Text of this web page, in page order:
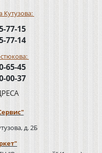
Кутузова:
77-15
77-14
65-45
00-37
д. 2Б